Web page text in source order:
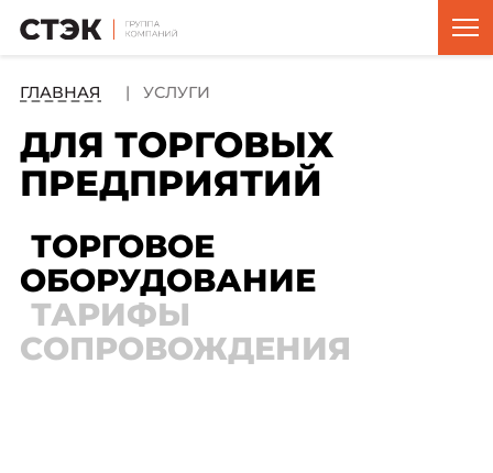
ГЛАВНАЯ УСЛУГИ
ДЛЯ ТОРГОВЫХ
ПРЕДПРИЯТИЙ
ТОРГОВОЕ
ОБОРУДОВАНИЕ
ТАРИФЫ
СОПРОВОЖДЕНИЯ